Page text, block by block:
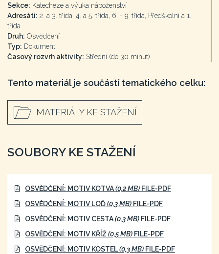
Sekce: Katecheze a výuka náboženství
Adresáti: 2. a 3. třída, 4. a 5. třída, 6. - 9. třída, Předškolní a 1.
třída
Druh: Osvědčení
Typ: Dokument
Časový rozvrh aktivity: Střední (do 30 minut)
Tento materiál je součástí tematického celku:
MATERIÁLY KE STAŽENÍ
SOUBORY KE STAŽENÍ
OSVĚDČENÍ: MOTIV KOTVA(0,2 MB) FILE-PDF
OSVĚDČENÍ: MOTIV LOĎ(0,3 MB) FILE-PDF
OSVĚDČENÍ: MOTIV CESTA(0,3 MB) FILE-PDF
OSVĚDČENÍ: MOTIV KŘÍŽ(0,5 MB) FILE-PDF
OSVĚDČENÍ: MOTIV KOSTEL(0,3 MB) FILE-PDF